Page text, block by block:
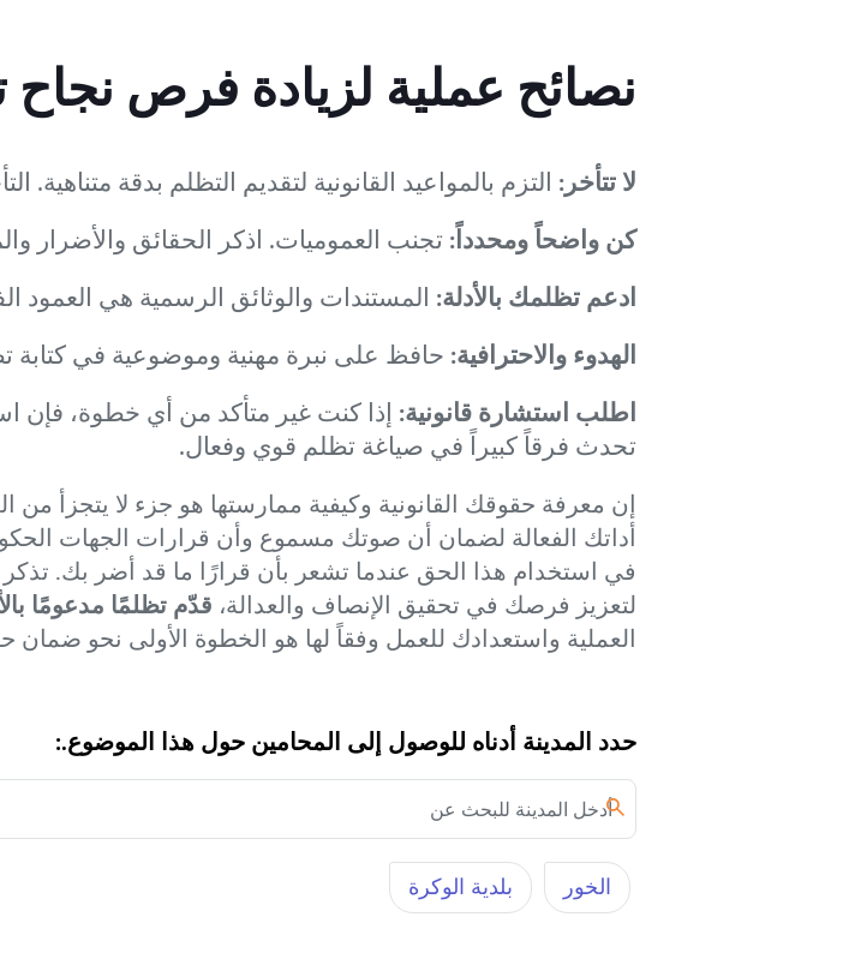
نصائح عملية لزيادة فرص
لا تتأخر: التزم بالمواعيد القانونية لتقديم التظلم بدقة متناهية.
كن واضحاً ومحدداً: تجنب العموميات. اذكر الحقائق والأضرار
ادعم تظلمك بالأدلة: المستندات والوثائق الرسمية هي العمود
الهدوء والاحترافية: حافظ على نبرة مهنية وموضوعية في كتابة
اطلب استشارة قانونية: إذا كنت غير متأكد من أي خطوة، فإن
تحدث فرقاً كبيراً في صياغة تظلم قوي وفعال.
إن معرفة حقوقك القانونية وكيفية ممارستها هو جزء لا يتجزأ
أداتك الفعالة لضمان أن صوتك مسموع وأن قرارات الجهات
في استخدام هذا الحق عندما تشعر بأن قرارًا ما قد أضر بك.
لتعزيز فرصك في تحقيق الإنصاف والعدالة، قدّم تظلمًا مدعومًا
العملية واستعدادك للعمل وفقاً لها هو الخطوة الأولى نحو ضمان
حدد المدينة أدناه للوصول إلى المحامين حول هذا الموضوع.:
الخور‎ بلدية الوكرة